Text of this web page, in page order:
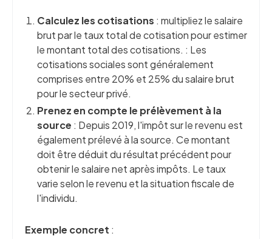
Calculez les cotisations : multipliez le salaire
brut par le taux total de cotisation pour estimer
le montant total des cotisations. : Les
cotisations sociales sont généralement
comprises entre 20% et 25% du salaire brut
pour le secteur privé.
Prenez en compte le prélèvement à la
source : Depuis 2019, l'impôt sur le revenu est
également prélevé à la source. Ce montant
doit être déduit du résultat précédent pour
obtenir le salaire net après impôts. Le taux
varie selon le revenu et la situation fiscale de
l'individu.
Exemple concret :